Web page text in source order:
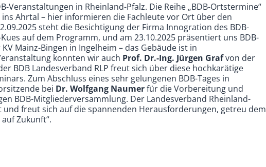
Veranstaltungen in Rheinland-Pfalz. Die Reihe „BDB-Ortstermine“
Ahrtal – hier informieren die Fachleute vor Ort über den
steht die Besichtigung der Firma Innogration des BDB-
auf dem Programm, und am 23.10.2025 präsentiert uns BDB-
Mainz-Bingen in Ingelheim – das Gebäude ist in
konnten wir auch Prof. Dr.-Ing. Jürgen Grafvon der
BDB Landesverband RLP freut sich über diese hochkarätige
Zum Abschluss eines sehr gelungenen BDB-Tages in
bei Dr. Wolfgang Naumerfür die Vorbereitung und
BDB-Mitgliederversammlung. Der Landesverband Rheinland-
freut sich auf die spannenden Herausforderungen, getreu dem
Zukunft“.